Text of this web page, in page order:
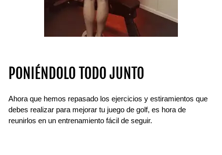
PONIÉNDOLO TODO JUNTO
Ahora que hemos repasado los ejercicios y estiramientos que
debes realizar para mejorar tu juego de golf, es hora de
reunirlos en un entrenamiento fácil de seguir.